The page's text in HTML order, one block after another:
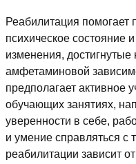
Реабилитация помогает
психическое состояние
изменения,
амфетаминовой
предполагает активное
обучающих занятиях,
уверенности в себе,
и умение справляться с
реабилитации зависит